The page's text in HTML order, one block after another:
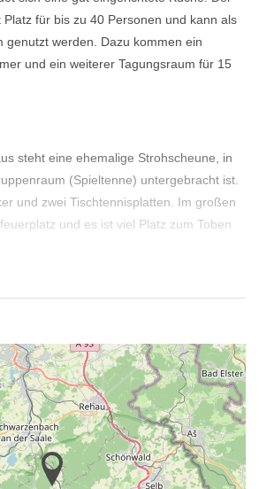
für bis zu 40 Personen und kann als
genutzt werden. Dazu kommen ein
und ein weiterer Tagungsraum für 15
steht eine ehemalige Strohscheune, in
(Spieltenne) untergebracht ist.
und zwei Tischtennisplatten. Im großen
und es ist viel Platz zum Toben
2 Übernachtungen Preise incl.
auf dem Kornberg, Steinbruch-
Jean-Paul-Rundweg
Waldbad, Bauernhofmuseum Kleinlosnitz,